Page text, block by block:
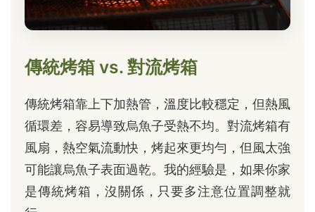
傳統烤箱 vs. 對流烤箱
傳統烤箱靠上下加熱管，溫度比較穩定，但熱風
循環差，容易導致烏魚子受熱不均。對流烤箱有
風扇，熱空氣流動快，烤起來更均勻，但風太強
可能讓烏魚子表面過乾。我的經驗是，如果你家
是傳統烤箱，沒關係，只要多注意位置調整就